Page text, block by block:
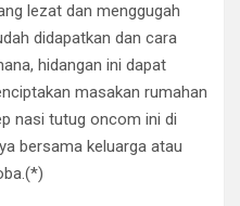
lezat dan menggugah
didapatkan dan cara
hidangan ini dapat
masakan rumahan
nasi tutug oncom ini di
bersama keluarga atau